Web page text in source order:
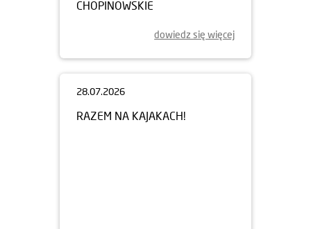
CHOPINOWSKIE
dowiedz się więcej
28.07.2026
RAZEM NA KAJAKACH!